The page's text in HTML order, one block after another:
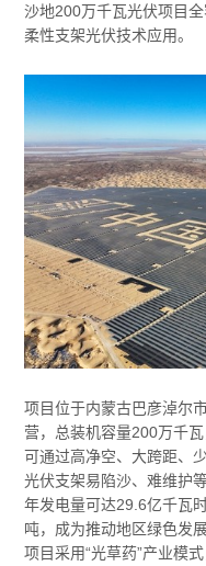
沙地200万千瓦光伏项目
柔性支架光伏技术应用。
项目位于内蒙古巴彦淖尔
营，总装机容量200万千
可通过高净空、大跨距、
光伏支架易陷沙、难维护
年发电量可达29.6亿千瓦
吨，成为推动地区绿色发展
项目采用“光草药”产业模